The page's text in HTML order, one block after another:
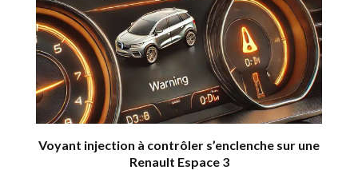
Voyant injection à contrôler s’enclenche sur une
Renault Espace 3